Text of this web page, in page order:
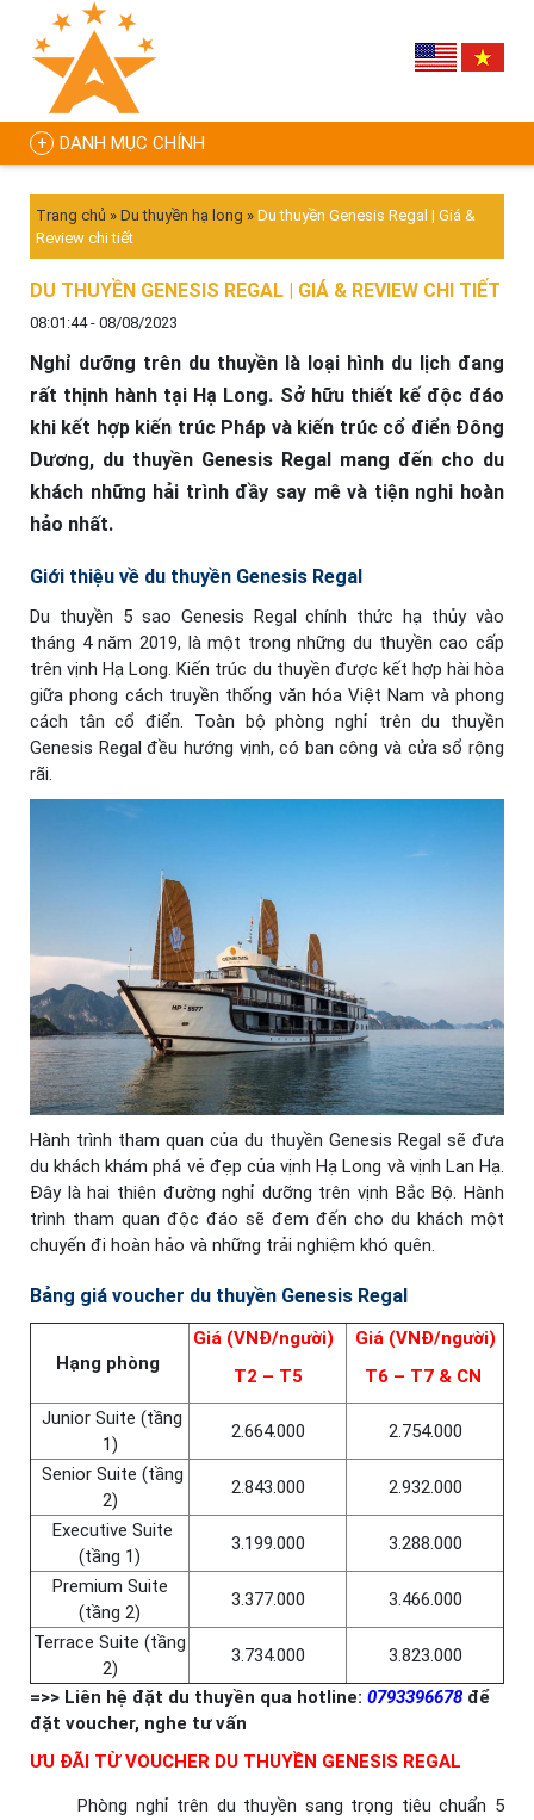
DANH MỤC CHÍNH
Trang chủ » Du thuyền hạ long » Du thuyền Genesis Regal | Giá &
Review chi tiết
DU THUYỀN GENESIS REGAL | GIÁ & REVIEW CHI TIẾT
08:01:44 - 08/08/2023
Nghỉ dưỡng trên du thuyền là loại hình du lịch đang
rất thịnh hành tại Hạ Long. Sở hữu thiết kế độc đáo
khi kết hợp kiến trúc Pháp và kiến trúc cổ điển Đông
Dương, du thuyền Genesis Regal mang đến cho du
khách những hải trình đầy say mê và tiện nghi hoàn
hảo nhất.
Giới thiệu về du thuyền Genesis Regal
Du thuyền 5 sao Genesis Regal chính thức hạ thủy vào
tháng 4 năm 2019, là một trong những du thuyền cao cấp
trên vịnh Hạ Long. Kiến trúc du thuyền được kết hợp hài hòa
giữa phong cách truyền thống văn hóa Việt Nam và phong
cách tân cổ điển. Toàn bộ phòng nghỉ trên du thuyền
Genesis Regal đều hướng vịnh, có ban công và cửa sổ rộng
rãi.
Hành trình tham quan của du thuyền Genesis Regal sẽ đưa
du khách khám phá vẻ đẹp của vịnh Hạ Long và vịnh Lan Hạ.
Đây là hai thiên đường nghỉ dưỡng trên vịnh Bắc Bộ. Hành
trình tham quan độc đáo sẽ đem đến cho du khách một
chuyến đi hoàn hảo và những trải nghiệm khó quên.
Bảng giá voucher du thuyền Genesis Regal
Hạng phòng
Giá (VNĐ/người)
T2 – T5
Giá (VNĐ/người)
T6 – T7 & CN
Junior Suite (tầng
1)
2.664.000
2.754.000
Senior Suite (tầng
2)
2.843.000
2.932.000
Executive Suite
(tầng 1)
3.199.000
3.288.000
Premium Suite
(tầng 2)
3.377.000
3.466.000
Terrace Suite (tầng
2)
3.734.000
3.823.000
=>> Liên hệ đặt du thuyền qua hotline: 0793396678 để
đặt voucher, nghe tư vấn
ƯU ĐÃI TỪ VOUCHER DU THUYỀN GENESIS REGAL
Phòng nghỉ trên du thuyền sang trọng tiêu chuẩn 5